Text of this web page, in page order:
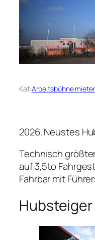
Kat:Arbeitsbühne
2026. Neustes
Technisch
auf 3,5to
Fahrbar mit